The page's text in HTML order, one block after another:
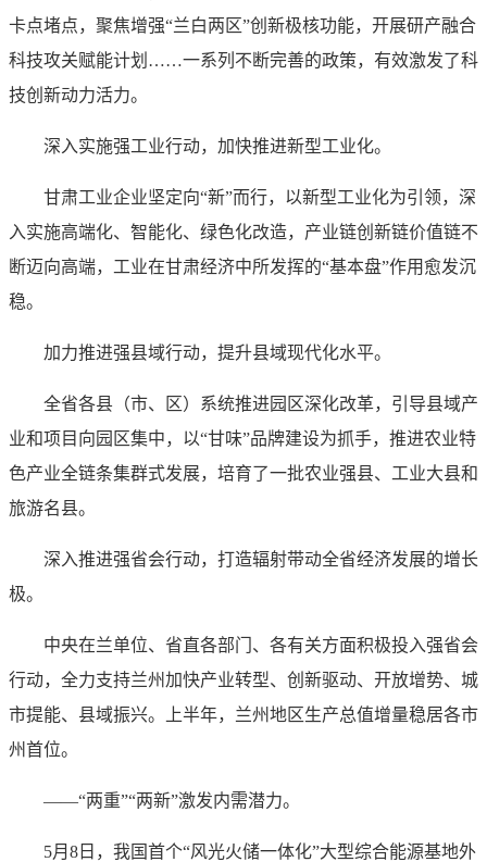
卡点堵点，聚焦增强“兰白两区”创新极核功能，开展研产融合
科技攻关赋能计划……一系列不断完善的政策，有效激发了科
技创新动力活力。
深入实施强工业行动，加快推进新型工业化。
甘肃工业企业坚定向“新”而行，以新型工业化为引领，深
入实施高端化、智能化、绿色化改造，产业链创新链价值链不
断迈向高端，工业在甘肃经济中所发挥的“基本盘”作用愈发沉
稳。
加力推进强县域行动，提升县域现代化水平。
全省各县（市、区）系统推进园区深化改革，引导县域产
业和项目向园区集中，以“甘味”品牌建设为抓手，推进农业特
色产业全链条集群式发展，培育了一批农业强县、工业大县和
旅游名县。
深入推进强省会行动，打造辐射带动全省经济发展的增长
极。
中央在兰单位、省直各部门、各有关方面积极投入强省会
行动，全力支持兰州加快产业转型、创新驱动、开放增势、城
市提能、县域振兴。上半年，兰州地区生产总值增量稳居各市
州首位。
——“两重”“两新”激发内需潜力。
5月8日，我国首个“风光火储一体化”大型综合能源基地外